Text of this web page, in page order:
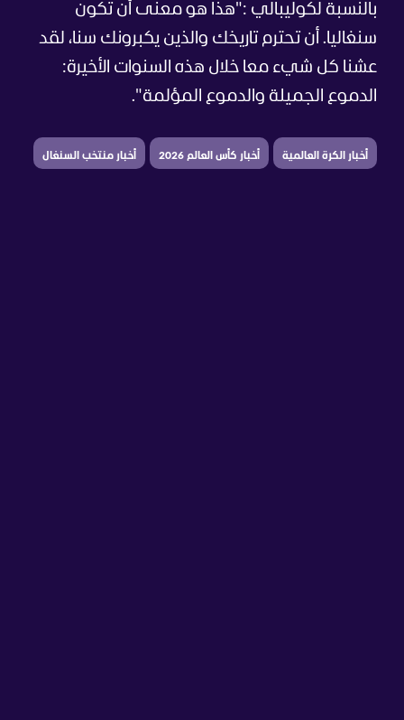
بالنسبة لكوليبالي :"هذا هو معنى أن تكون
سنغاليا. أن تحترم تاريخك والذين يكبرونك سنا، لقد
عشنا كل شيء معا خلال هذه السنوات الأخيرة:
الدموع الجميلة والدموع المؤلمة".
أخبار الكرة العالمية أخبار كأس العالم 2026 أخبار منتخب السنغال